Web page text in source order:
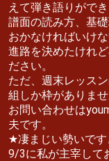
えて弾き語りがで
譜面の読み方、基
おかなければいけ
進路を決めたけれ
ださい。
ただ、週末レッス
組しか枠がありま
お問い合わせは
夫です。
★凄まじい勢いです
9/3に私が主宰して